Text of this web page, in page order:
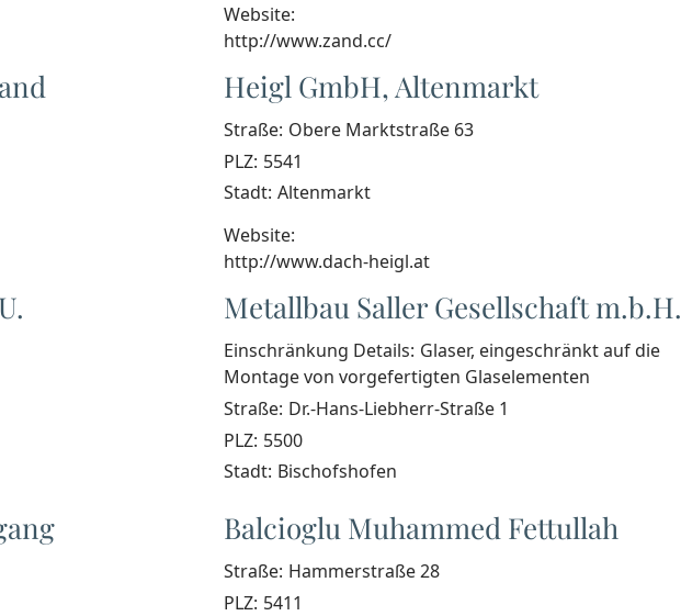
Website:
http://www.zand.cc/
Heigl GmbH, Altenmarkt
Straße: Obere Marktstraße 63
PLZ: 5541
Stadt: Altenmarkt
Website:
http://www.dach-heigl.at
Metallbau Saller Gesellschaft m.b.H.
Einschränkung Details: Glaser, eingeschränkt auf die
Montage von vorgefertigten Glaselementen
Straße: Dr.-Hans-Liebherr-Straße 1
PLZ: 5500
Stadt: Bischofshofen
Balcioglu Muhammed Fettullah
Straße: Hammerstraße 28
PLZ: 5411